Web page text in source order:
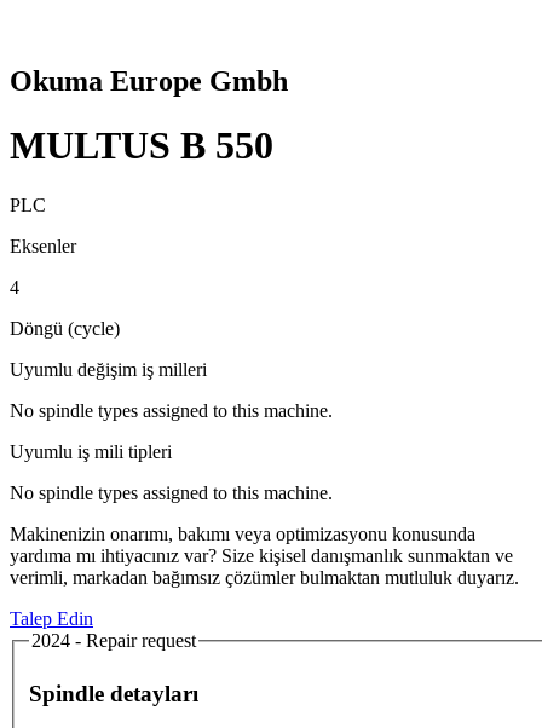
Okuma Europe Gmbh
MULTUS B 550
PLC
Eksenler
4
Döngü (cycle)
Uyumlu değişim iş milleri
No spindle types assigned to this machine.
Uyumlu iş mili tipleri
No spindle types assigned to this machine.
Makinenizin onarımı, bakımı veya optimizasyonu konusunda
yardıma mı ihtiyacınız var? Size kişisel danışmanlık sunmaktan ve
verimli, markadan bağımsız çözümler bulmaktan mutluluk duyarız.
Talep Edin
2024 - Repair request
Spindle detayları